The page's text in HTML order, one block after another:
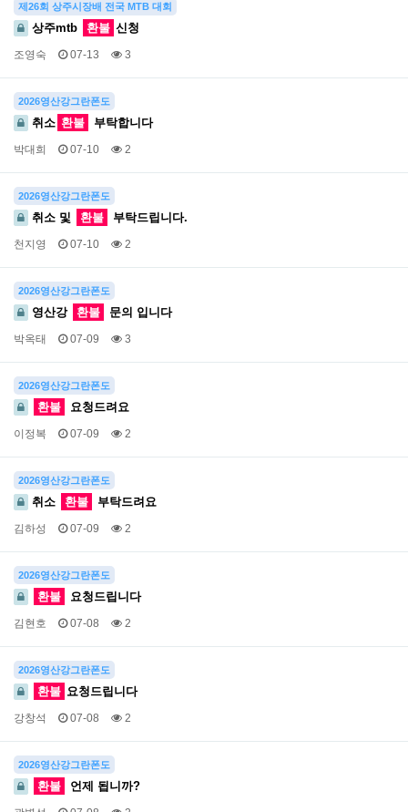
제26회 상주시장배 전국 MTB 대회
상주mtb 환불 신청
조영숙 07-13 3
2026영산강그란폰도
취소 환불 부탁합니다
박대희 07-10 2
2026영산강그란폰도
취소 및 환불 부탁드립니다.
천지영 07-10 2
2026영산강그란폰도
영산강 환불 문의 입니다
박옥태 07-09 3
2026영산강그란폰도
환불 요청드려요
이정복 07-09 2
2026영산강그란폰도
취소 환불 부탁드려요
김하성 07-09 2
2026영산강그란폰도
환불 요청드립니다
김현호 07-08 2
2026영산강그란폰도
환불 요청드립니다
강창석 07-08 2
2026영산강그란폰도
환불 언제 됩니까?